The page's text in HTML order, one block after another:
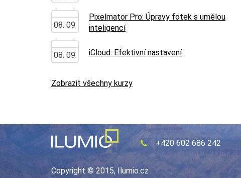
08. 09.
Pixelmator Pro: Úpravy fotek s umělou
inteligencí
08. 09. iCloud: Efektivní nastavení
Zobrazit všechny kurzy
+420 602 686 242
Copyright © 2015, Ilumio.cz